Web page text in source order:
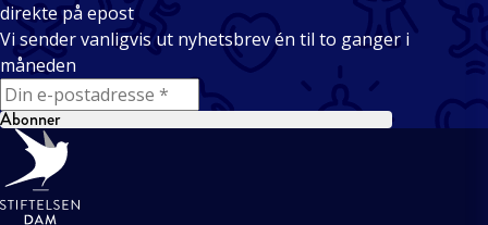
direkte på epost
Vi sender vanligvis ut nyhetsbrev én til to ganger i
måneden
E-mail
Abonner
Bunntekst